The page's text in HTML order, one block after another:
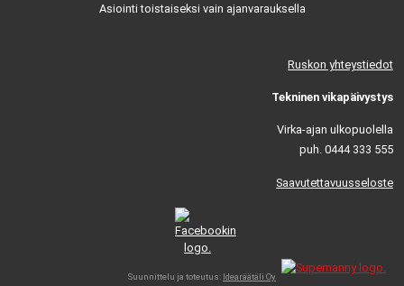
Asiointi toistaiseksi vain ajanvarauksella
Ruskon yhteystiedot
Tekninen vikapäivystys
Virka-ajan ulkopuolella
puh. 0444 333 555
Saavutettavuusseloste
Suunnittelu ja toteutus: Idearäätäli Oy